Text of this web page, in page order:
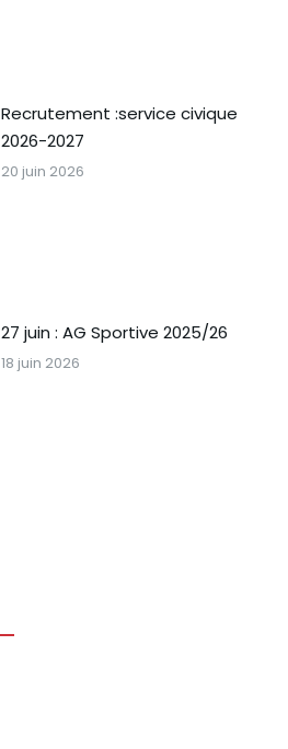
Recrutement :service civique
2026-2027
20 juin 2026
27 juin : AG Sportive 2025/26
18 juin 2026